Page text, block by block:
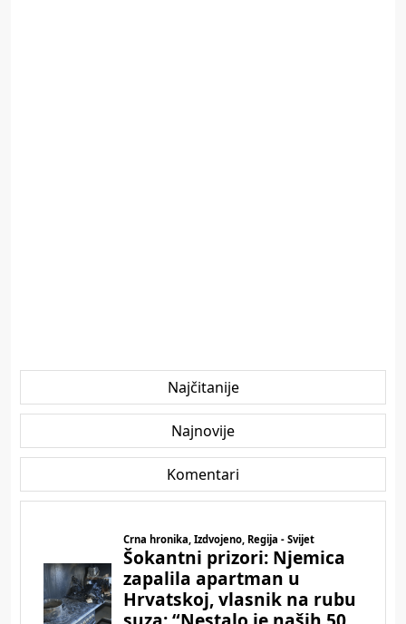
Najčitanije
Najnovije
Komentari